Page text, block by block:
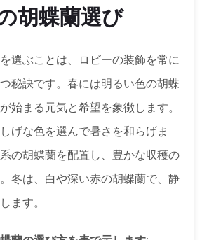
胡蝶蘭選び
選ぶことは、ロビーの装飾を常に
秘訣です。春には明るい色の胡蝶
始まる元気と希望を象徴します。
げな色を選んで暑さを和らげま
の胡蝶蘭を配置し、豊かな収穫の
冬は、白や深い赤の胡蝶蘭で、静
ます。